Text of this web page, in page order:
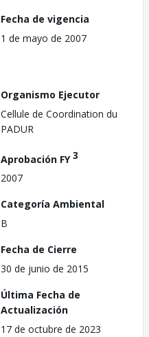
Fecha de vigencia
1 de mayo de 2007
Organismo Ejecutor
Cellule de Coordination du
PADUR
Aprobación FY3
2007
Categoría Ambiental
B
Fecha de Cierre
30 de junio de 2015
Última Fecha de
Actualización
17 de octubre de 2023